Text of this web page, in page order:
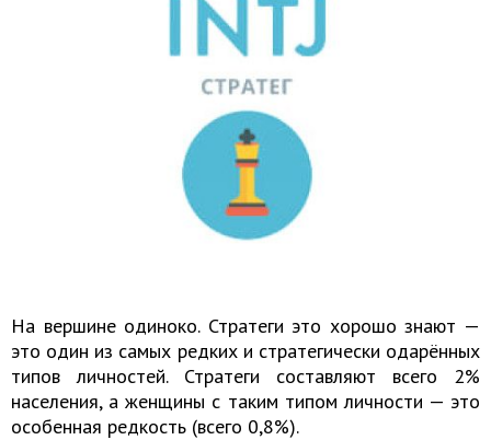
На вершине одиноко. Стратеги это хорошо знают —
это один из самых редких и стратегически одарённых
типов личностей. Стратеги составляют всего 2%
населения, а женщины с таким типом личности — это
особенная редкость (всего 0,8%).